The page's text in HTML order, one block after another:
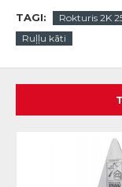
TAGI: Rokturis 2K
Ruļļu kāti